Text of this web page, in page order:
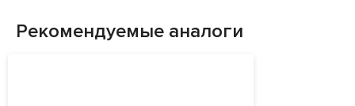
Рекомендуемые аналоги